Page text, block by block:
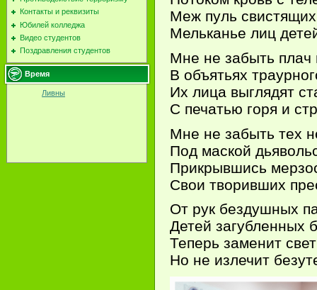
Контакты и реквизиты
Юбилей колледжа
Видео студентов
Поздравления студентов
Время
Ливны
Меж пуль
Мельканье лиц
Мне не забыть плач
В объятьях
Их лица выглядят
С печатью горя и
Мне не забыть тех
Под маской
Прикрывшись
Свои творивших
От рук бездушных
Детей загубленных
Теперь заменит
Но не излечит